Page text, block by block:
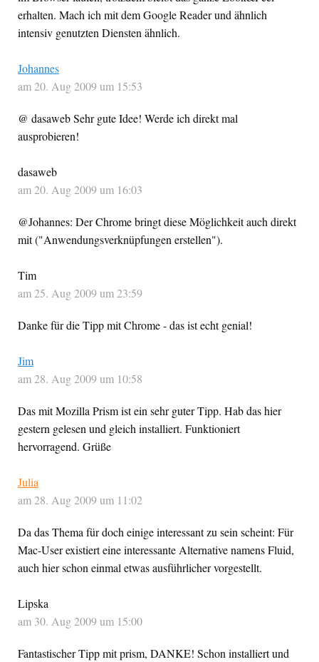
erhalten. Mach ich mit dem Google Reader und ähnlich
intensiv genutzten Diensten ähnlich.
Johannes
am 20. Aug 2009 um 15:53
@ dasaweb Sehr gute Idee! Werde ich direkt mal
ausprobieren!
dasaweb
am 20. Aug 2009 um 16:03
@Johannes: Der Chrome bringt diese Möglichkeit auch direkt
mit ("Anwendungsverknüpfungen erstellen").
Tim
am 25. Aug 2009 um 23:59
Danke für die Tipp mit Chrome - das ist echt genial!
Jim
am 28. Aug 2009 um 10:58
Das mit Mozilla Prism ist ein sehr guter Tipp. Hab das hier
gestern gelesen und gleich installiert. Funktioniert
hervorragend. Grüße
Julia
am 28. Aug 2009 um 11:02
Da das Thema für doch einige interessant zu sein scheint: Für
Mac-User existiert eine interessante Alternative namens Fluid,
auch hier schon einmal etwas ausführlicher vorgestellt.
Lipska
am 30. Aug 2009 um 15:00
Fantastischer Tipp mit prism, DANKE! Schon installiert und